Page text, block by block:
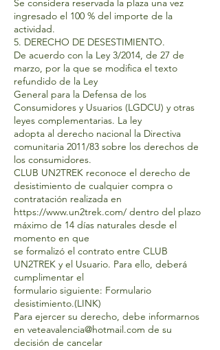
Se considera reservada la plaza una vez
ingresado el 100 % del importe de la
actividad.
5. DERECHO DE DESESTIMIENTO.
De acuerdo con la Ley 3/2014, de 27 de
marzo, por la que se modifica el texto
refundido de la Ley
General para la Defensa de los
Consumidores y Usuarios (LGDCU) y otras
leyes complementarias. La ley
adopta al derecho nacional la Directiva
comunitaria 2011/83 sobre los derechos de
los consumidores.
CLUB UN2TREK reconoce el derecho de
desistimiento de cualquier compra o
contratación realizada en
https://www.un2trek.com/ dentro del plazo
máximo de 14 días naturales desde el
momento en que
se formalizó el contrato entre CLUB
UN2TREK y el Usuario. Para ello, deberá
cumplimentar el
formulario siguiente: Formulario
desistimiento.(LINK)
Para ejercer su derecho, debe informarnos
en veteavalencia@hotmail.com de su
decisión de cancelar